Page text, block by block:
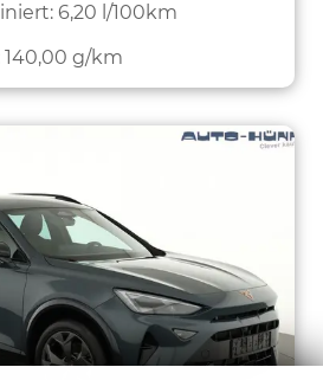
6,20 l/100km
140,00 g/km